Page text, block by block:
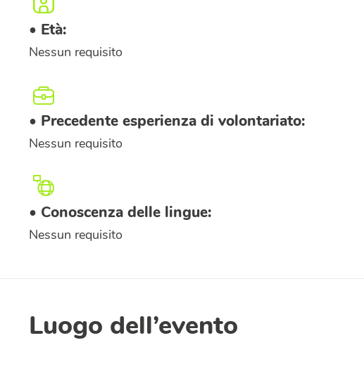
• Età:
Nessun requisito
• Precedente esperienza di volontariato:
Nessun requisito
• Conoscenza delle lingue:
Nessun requisito
Luogo dell’evento